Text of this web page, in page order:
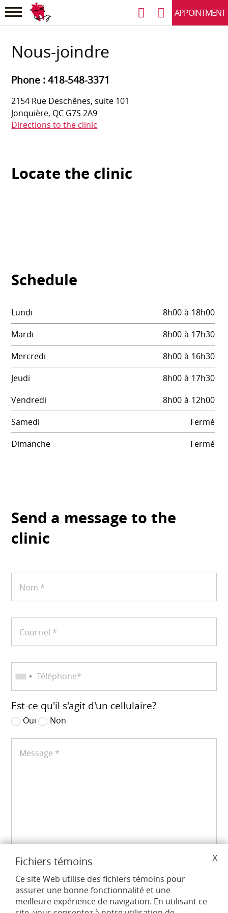
APPOINTMENT
Nous-joindre
Phone :418-548-3371
2154 Rue Deschênes, suite 101
Jonquière, QC G7S 2A9
Directions to the clinic
Locate the clinic
Schedule
Lundi 8h00 à 18h00
Mardi
8h00 à 17h30
Mercredi
8h00 à 16h30
Jeudi
8h00 à 17h30
Vendredi
8h00 à 12h00
Samedi
Fermé
Dimanche
Fermé
Send a message to the
clinic
Nom *
Courriel *
Téléphone*
Est-ce qu'il s'agit d'un cellulaire?
Oui Non
Message *
Les champs marqués d'un astérisque (*) sont
obligatoires.
Fichiers témoins
Ce site Web utilise des fichiers témoins pour
assurer une bonne fonctionnalité et une
meilleure expérience de navigation. En utilisant ce